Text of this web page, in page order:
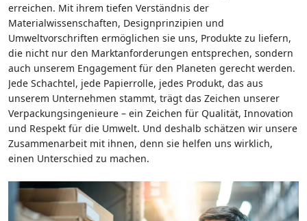
erreichen. Mit ihrem tiefen Verständnis der
Materialwissenschaften, Designprinzipien und
Umweltvorschriften ermöglichen sie uns, Produkte zu liefern,
die nicht nur den Marktanforderungen entsprechen, sondern
auch unserem Engagement für den Planeten gerecht werden.
Jede Schachtel, jede Papierrolle, jedes Produkt, das aus
unserem Unternehmen stammt, trägt das Zeichen unserer
Verpackungsingenieure – ein Zeichen für Qualität, Innovation
und Respekt für die Umwelt. Und deshalb schätzen wir unsere
Zusammenarbeit mit ihnen, denn sie helfen uns wirklich,
einen Unterschied zu machen.